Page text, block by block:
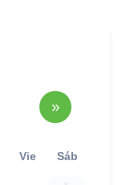
»
Vie Sáb